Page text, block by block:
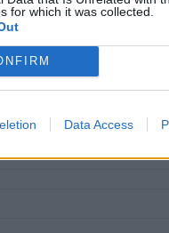
for which it was collected.
Data Access